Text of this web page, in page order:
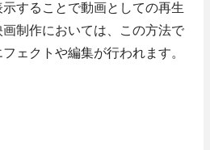
することで動画としての再生
制作においては、この方法で
ェクトや編集が行われます。